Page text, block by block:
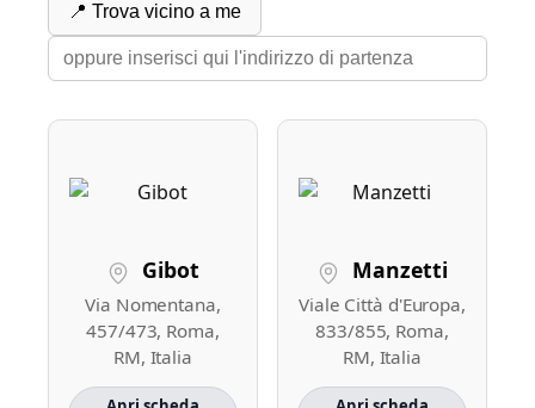
📍 Trova vicino a me
Gibot
Via Nomentana,
457/473, Roma,
RM, Italia
Manzetti
Viale Città d'Europa,
833/855, Roma,
RM, Italia